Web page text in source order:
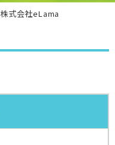
株式会社eLama